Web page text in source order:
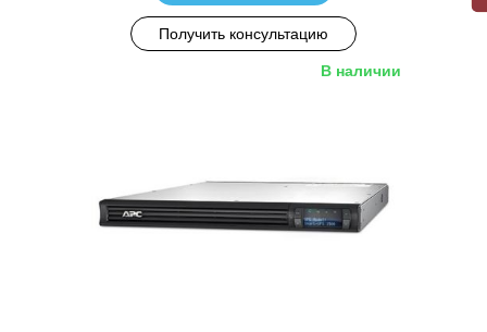
Получить консультацию
В наличии